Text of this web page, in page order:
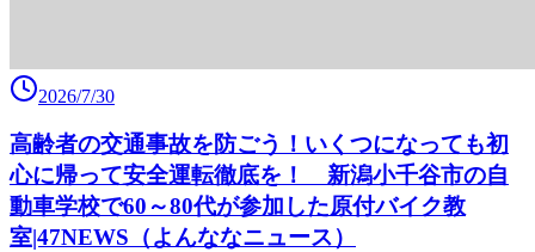
2026/7/30
高齢者の交通事故を防ごう！いくつになっても初
心に帰って安全運転徹底を！ 新潟小千谷市の自
動車学校で60～80代が参加した原付バイク教
室|47NEWS（よんななニュース）